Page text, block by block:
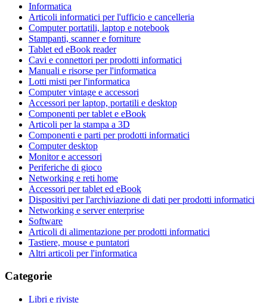
Informatica
Articoli informatici per l'ufficio e cancelleria
Computer portatili, laptop e notebook
Stampanti, scanner e forniture
Tablet ed eBook reader
Cavi e connettori per prodotti informatici
Manuali e risorse per l'informatica
Lotti misti per l'informatica
Computer vintage e accessori
Accessori per laptop, portatili e desktop
Componenti per tablet e eBook
Articoli per la stampa a 3D
Componenti e parti per prodotti informatici
Computer desktop
Monitor e accessori
Periferiche di gioco
Networking e reti home
Accessori per tablet ed eBook
Dispositivi per l'archiviazione di dati per prodotti informatici
Networking e server enterprise
Software
Articoli di alimentazione per prodotti informatici
Tastiere, mouse e puntatori
Altri articoli per l'informatica
Categorie
Libri e riviste